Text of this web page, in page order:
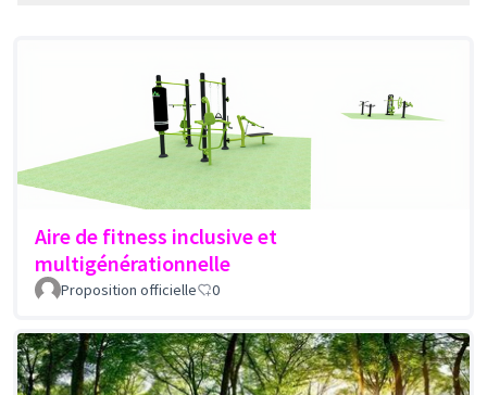
Aire de fitness inclusive et
multigénérationnelle
Proposition officielle 0